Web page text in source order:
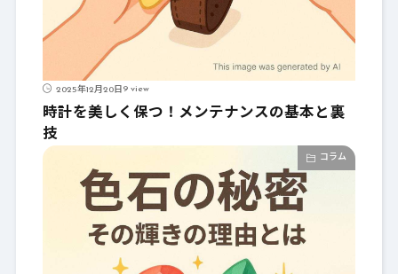
2025年12月20日 9 view
時計を美しく保つ！メンテナンスの基本と裏
技
コラム